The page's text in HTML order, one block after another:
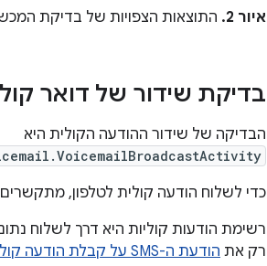
איור 2. התוצאות הצפויות של בדיקת
בדיקת שידור של דואר
הבדיקה של שידור ההודעה הקולית היא
כדי לשלוח הודעה קולית לטלפון,
רשימת הודעות קוליות היא דרך לשלוח
רק את הודעת ה-SMS על קבלת הודעה קולית** (MWI)